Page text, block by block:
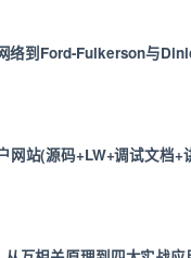
络到Ford-Fulkerson与
网站(源码+LW+调试文档+